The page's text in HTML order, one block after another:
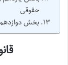
حقوقی
بخش دوازدهم (الحاقی